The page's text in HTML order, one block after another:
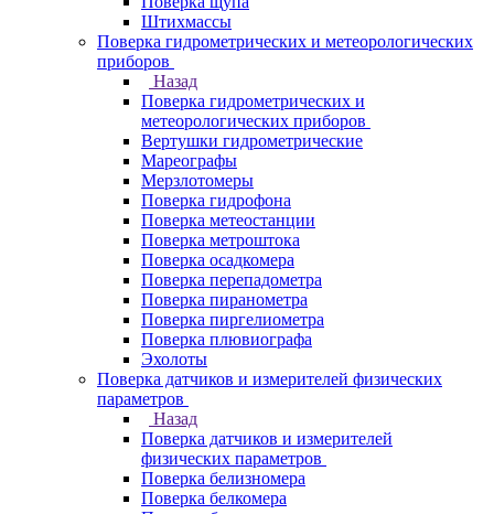
Штихмассы
Поверка гидрометрических и метеорологических
приборов
Назад
Поверка гидрометрических и
метеорологических приборов
Вертушки гидрометрические
Мареографы
Мерзлотомеры
Поверка гидрофона
Поверка метеостанции
Поверка метроштока
Поверка осадкомера
Поверка перепадометра
Поверка пиранометра
Поверка пиргелиометра
Поверка плювиографа
Эхолоты
Поверка датчиков и измерителей физических
параметров
Назад
Поверка датчиков и измерителей
физических параметров
Поверка белизномера
Поверка белкомера